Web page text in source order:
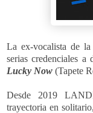
La ex-vocalista de
serias credenciales
Lucky Now (Tapete
Desde 2019
trayectoria en